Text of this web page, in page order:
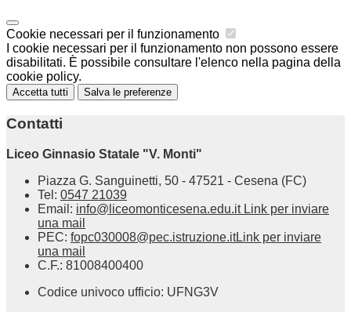
Cookie necessari per il funzionamento
I cookie necessari per il funzionamento non possono essere
disabilitati. È possibile consultare l'elenco nella pagina della
cookie policy.
Accetta tutti Salva le preferenze
Contatti
Liceo Ginnasio Statale "V. Monti"
Piazza G. Sanguinetti, 50 - 47521 - Cesena (FC)
Tel: 0547 21039
Email: info@liceomonticesena.edu.it Link per inviare
una mail
PEC: fopc030008@pec.istruzione.itLink per inviare
una mail
C.F.: 81008400400
Codice univoco ufficio: UFNG3V